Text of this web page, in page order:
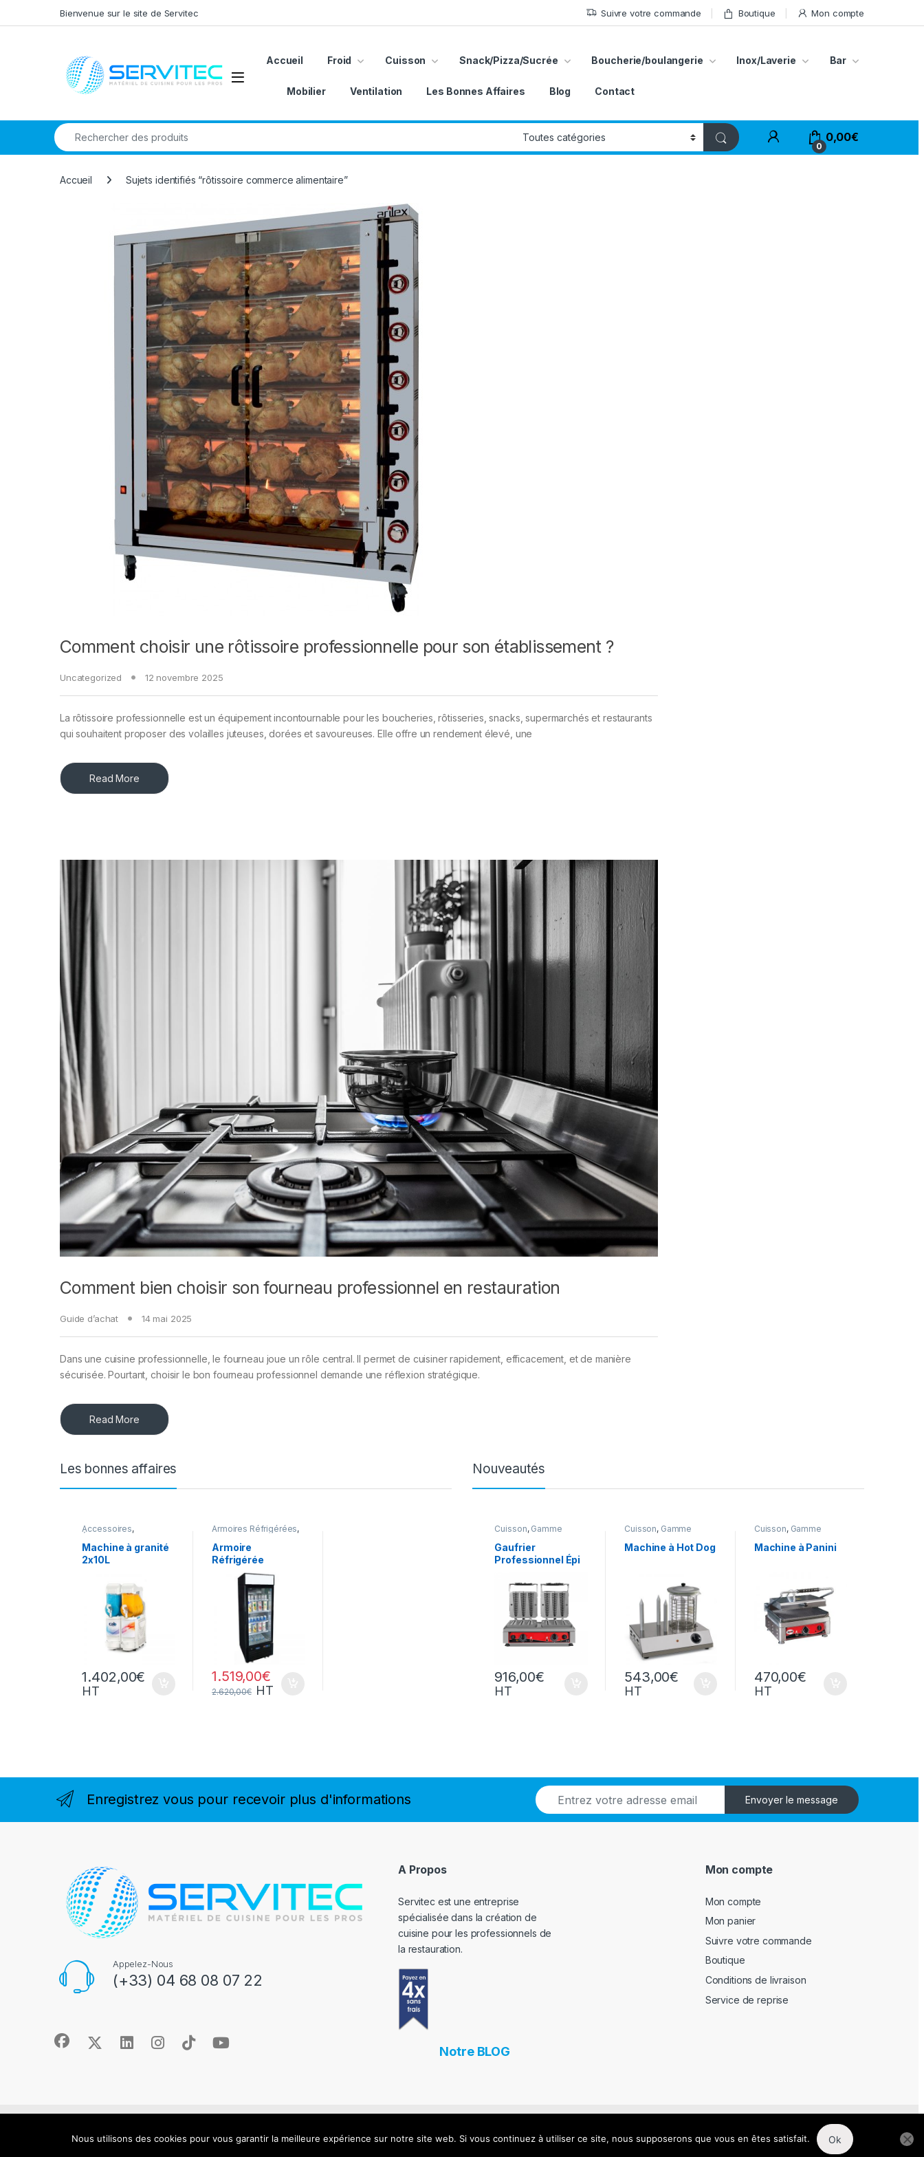
Bienvenue sur le site de Servitec Suivre votre commande Boutique Mon compte
Open
Accueil Froid Cuisson Snack/Pizza/Sucrée Boucherie/boulangerie Inox/Laverie Bar
Mobilier Ventilation Les Bonnes Affaires Blog Contact
Search for:
My Account
0
0,00€
Accueil Sujets identifiés “rôtissoire commerce alimentaire”
Comment choisir une rôtissoire professionnelle pour son établissement ?
Uncategorized 12 novembre 2025
La rôtissoire professionnelle est un équipement incontournable pour les boucheries, rôtisseries, snacks, supermarchés et restaurants
qui souhaitent proposer des volailles juteuses, dorées et savoureuses. Elle offre un rendement élevé, une
Read More
Comment bien choisir son fourneau professionnel en restauration
Guide d’achat 14 mai 2025
Dans une cuisine professionnelle, le fourneau joue un rôle central. Il permet de cuisiner rapidement, efficacement, et de manière
sécurisée. Pourtant, choisir le bon fourneau professionnel demande une réflexion stratégique.
Read More
Les bonnes affaires
Accessoires,
Équipement Froid
FROID,Les Bonnes
Affaires,
Snack/Pizza/Sucrée
Machine à granité
2x10L
1.402,00€
HT
Armoires Réfrigérées,
Froid
Gamme Acces
Armoire
Réfrigérée
Positive – 1 Porte
1.519,00€
2.620,00€ HT
Nouveautés
Cuisson, Gamme
Intermédiaire
Snack/Pizza/Sucrée
Sucrée
Gaufrier
Professionnel Épi
916,00€
HT
Cuisson, Gamme
Intermédiaire
Snack/Pizza/Sucrée
Machine à Hot Dog
543,00€
HT
Cuisson, Gamme
Intermédiaire
Snack/Pizza/Sucrée
Machine à Panini
470,00€
HT
Enregistrez vous pour recevoir plus d'informations
E
m
a
Envoyer le message
Appelez-Nous
(+33) 04 68 08 07 22
A Propos
Servitec est une entreprise
spécialisée dans la création de
cuisine pour les professionnels de
la restauration.
Notre BLOG
Mon compte
Mon compte
Mon panier
Suivre votre commande
Boutique
Conditions de livraison
Service de reprise
Nous utilisons des cookies pour vous garantir la meilleure expérience sur notre site web. Si vous continuez à utiliser ce site, nous supposerons que vous en êtes satisfait. Ok